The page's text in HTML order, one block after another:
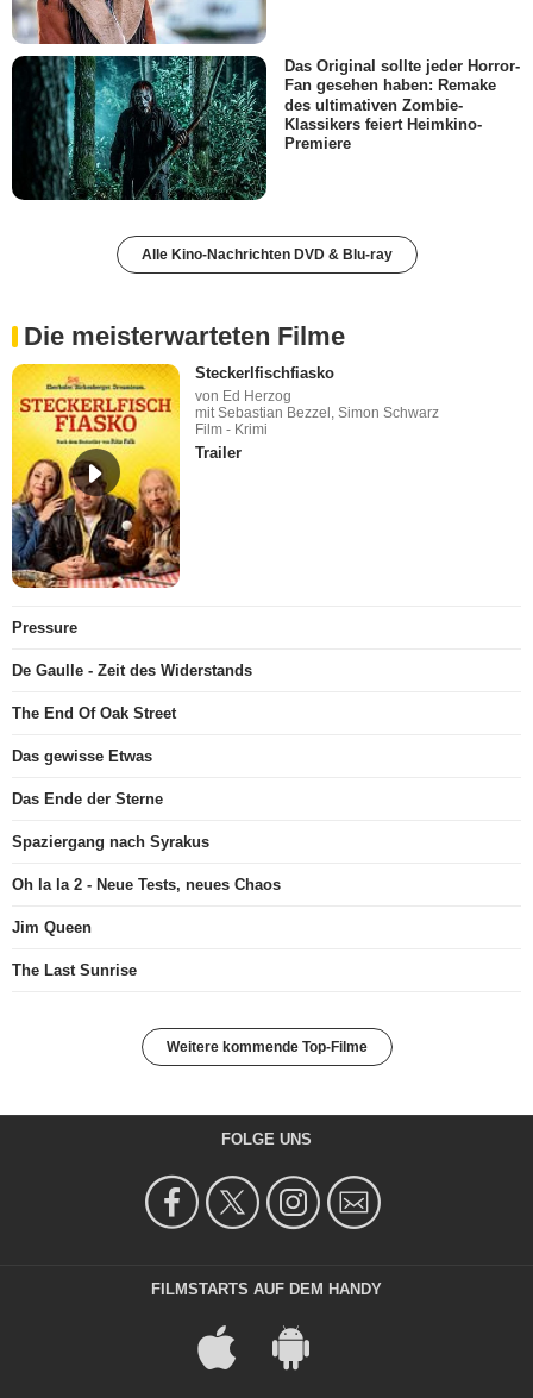
Das Original sollte jeder Horror-
Fan gesehen haben: Remake
des ultimativen Zombie-
Klassikers feiert Heimkino-
Premiere
Alle Kino-Nachrichten DVD & Blu-ray
Die meisterwarteten Filme
Steckerlfischfiasko
von Ed Herzog
mit Sebastian Bezzel, Simon Schwarz
Film - Krimi
Trailer
Pressure
De Gaulle - Zeit des Widerstands
The End Of Oak Street
Das gewisse Etwas
Das Ende der Sterne
Spaziergang nach Syrakus
Oh la la 2 - Neue Tests, neues Chaos
Jim Queen
The Last Sunrise
Weitere kommende Top-Filme
FOLGE UNS
FILMSTARTS AUF DEM HANDY